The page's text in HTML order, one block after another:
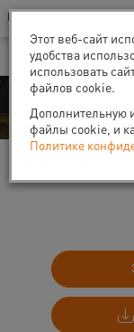
Ваш город:Санкт-
В Вашем регионе нет
События
Этот веб-сайт
удобства
использовать
файлов cookie.
Дополнительную
файлы cookie, и
Политике